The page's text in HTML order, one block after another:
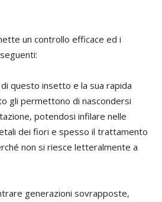
un controllo efficace ed i
questo insetto e la sua rapida
gli permettono di nascondersi
potendosi infilare nelle
dei fiori e spesso il trattamento
non si riesce letteralmente a
generazioni sovrapposte,